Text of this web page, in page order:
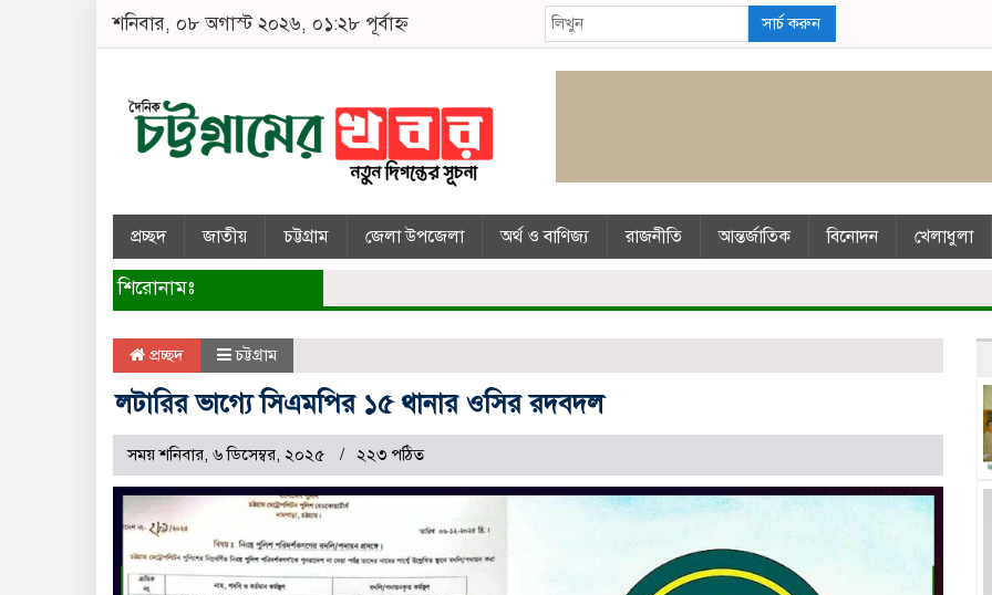
শনিবার, ০৮ অগাস্ট ২০২৬, ০১:২৮ পূর্বাহ্ন সার্চ করুন
প্রচ্ছদ জাতীয় চট্টগ্রাম জেলা উপজেলা অর্থ ও বাণিজ্য রাজনীতি আন্তর্জাতিক বিনোদন খেলাধুলা
শিরোনামঃ
প্রচ্ছদ চট্টগ্রাম
লটারির ভাগ্যে সিএমপির ১৫ থানার ওসির রদবদল
সময় শনিবার, ৬ ডিসেম্বর, ২০২৫ ২২৩ পঠিত